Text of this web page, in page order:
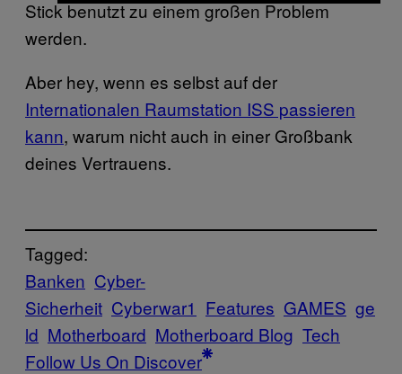
Stick benutzt zu einem großen Problem
werden.
Aber hey, wenn es selbst auf der
Internationalen Raumstation ISS passieren
kann, warum nicht auch in einer Großbank
deines Vertrauens.
Tagged:
Banken Cyber-
Sicherheit Cyberwar1 Features GAMES ge
ld Motherboard Motherboard Blog Tech
Follow Us On Discover